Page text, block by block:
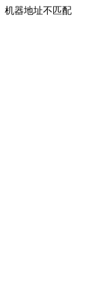
机器地址不匹配